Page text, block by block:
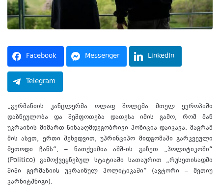
Facebook Messenger LinkedIn
Telegram
„გერმანიის კანცლერმა ოლაფ შოლცმა მთელ ევროპაში
დაბნეულობა და შეშფოთება დათესა იმის გამო, რომ მან
უკრაინის მიმართ წინააღმდეგობრივი პოზიცია დაიკავა. მაგრამ
მის ასეთ, ერთი შეხედვით, უპრინციპო მიდგომაში გარკვეული
მეთოდი ჩანს“, – ნათქვამია აშშ-ის გაზეთ „პოლიტიკოში“
(Politico) გამოქვეყნებულ სტატიაში სათაურით „რუსეთისადმი
შიში გერმანიის უკრაინულ პოლიტიკაში“ (ავტორი – მეთიუ
კარნიტშნიგი).